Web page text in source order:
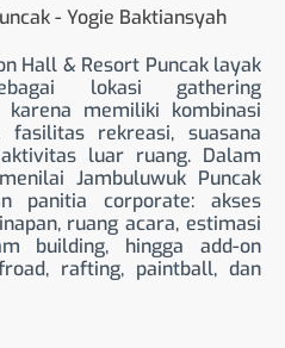
-Yogie Baktiansyah
Hall & Resort Puncak layak
lokasi gathering
karena memiliki kombinasi
rekreasi, suasana
luar ruang. Dalam
Jambuluwuk Puncak
panitia corporate: akses
ruang acara, estimasi
building, hingga add-on
rafting, paintball, dan